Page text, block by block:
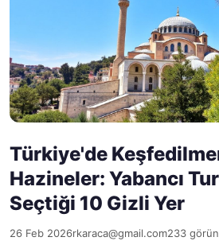
Türkiye'de
Hazineler: Yabancı
Seçtiği 10 Gizli Yer
26 Feb 2026rkaraca@gmail.com233